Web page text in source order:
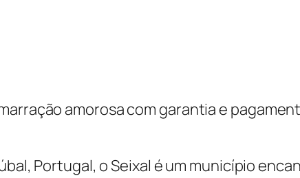
amorosa com garantia e
Portugal, o Seixal é um município